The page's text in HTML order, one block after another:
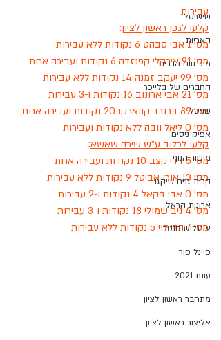
שישיסל
האריות
מ.כ נווה הדרים
החברים של בלייכר
שניסל
אפיק ניסים
מישור הנוף
קרית גנים שיקגו
ארונות הראל
אינגליש סנטר
פיינל פור
עונת 2021
מתחבר ראשון לציון
אליצור ראשון לציון
עבירות
קלעו לגפן ראשון לציון:
מס' 1 אבי סבהט 6 נקודות ללא עבירות
מס' 91 אירקלי קפנזדה 6 נקודות ועבירה אחת
מס' 99 יעקב זמנה 14 נקודות ללא עבירות
מס' 21 אבי ארונוב 16 נקודות ו-3 עבירות
מס' 89 ברנרד קווארקו 20 נקודות ועבירה אחת
מס' 0 ליאל וובה ללא נקודות ועבירות
קלעו לכלוב ע"ש שירה שאשא:
מס' 5 דדי קצב 10 נקודות ועבירה אחת
מס' 13 אורן אביטל 9 נקודות ללא עבירות
מס' 0 אבי בקאל 4 נקודות ו-2 עבירות
מס' 4 ניב שמולי 18 נקודות ו-3 עבירות
מס' 7 הדי לוי 5 נקודות ללא עבירות